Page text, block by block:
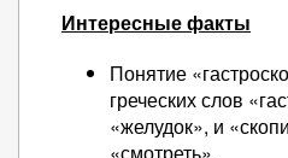
Интересные факты
Понятие
греческих слов
«желудок», и